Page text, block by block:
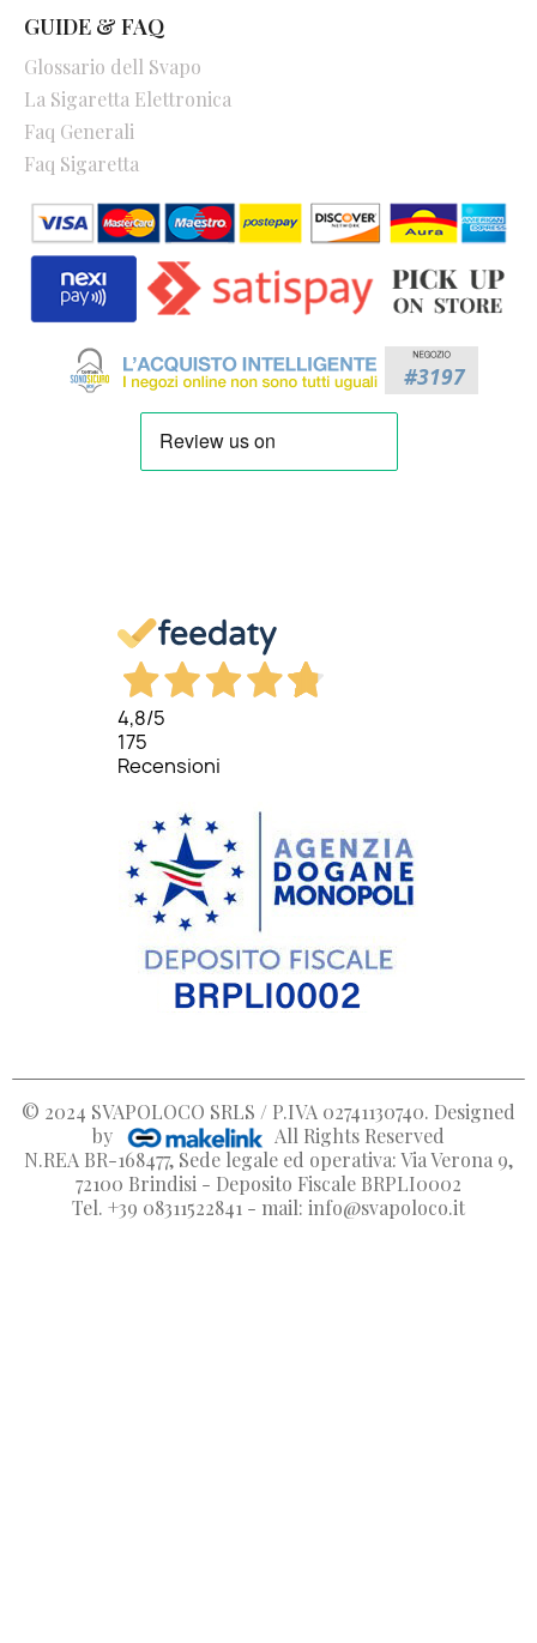
GUIDE & FAQ
Glossario dell Svapo
La Sigaretta Elettronica
Faq Generali
Faq Sigaretta
4,8/5
175
Recensioni
© 2024 SVAPOLOCO SRLS / P.IVA 02741130740. Designed
by
All Rights Reserved
N.REA BR-168477, Sede legale ed operativa: Via Verona 9,
72100 Brindisi - Deposito Fiscale BRPLI0002
Tel. +39 08311522841 - mail: info@svapoloco.it